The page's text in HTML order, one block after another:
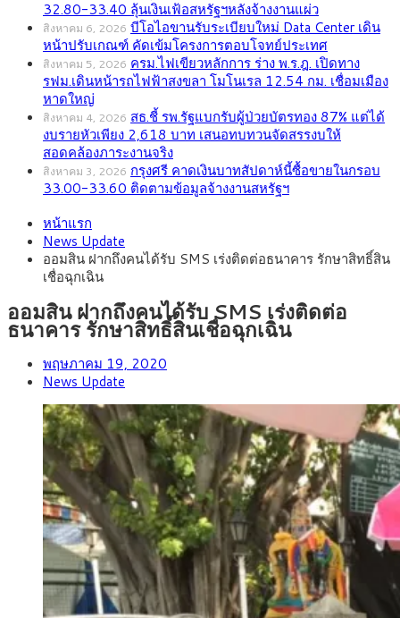
32.80-33.40 ลุ้นเงินเฟ้อสหรัฐฯหลังจ้างงานแผ่ว
สิงหาคม 6, 2026 บีโอไอขานรับระเบียบใหม่ Data Center เดิน
หน้าปรับเกณฑ์ คัดเข้มโครงการตอบโจทย์ประเทศ
สิงหาคม 5, 2026 ครม.ไฟเขียวหลักการ ร่าง พ.ร.ฎ. เปิดทาง
รฟม.เดินหน้ารถไฟฟ้าสงขลา โมโนเรล 12.54 กม. เชื่อมเมือง
หาดใหญ่
สิงหาคม 4, 2026 สธ.ชี้ รพ.รัฐแบกรับผู้ป่วยบัตรทอง 87% แต่ได้
งบรายหัวเพียง 2,618 บาท เสนอทบทวนจัดสรรงบให้
สอดคล้องภาระงานจริง
สิงหาคม 3, 2026 กรุงศรี คาดเงินบาทสัปดาห์นี้ซื้อขายในกรอบ
33.00-33.60 ติดตามข้อมูลจ้างงานสหรัฐฯ
หน้าแรก
News Update
ออมสิน ฝากถึงคนได้รับ SMS เร่งติดต่อธนาคาร รักษาสิทธิ์สิน
เชื่อฉุกเฉิน
ออมสิน ฝากถึงคนได้รับ SMS เร่งติดต่อ
ธนาคาร รักษาสิทธิ์สินเชื่อฉุกเฉิน
พฤษภาคม 19, 2020
News Update